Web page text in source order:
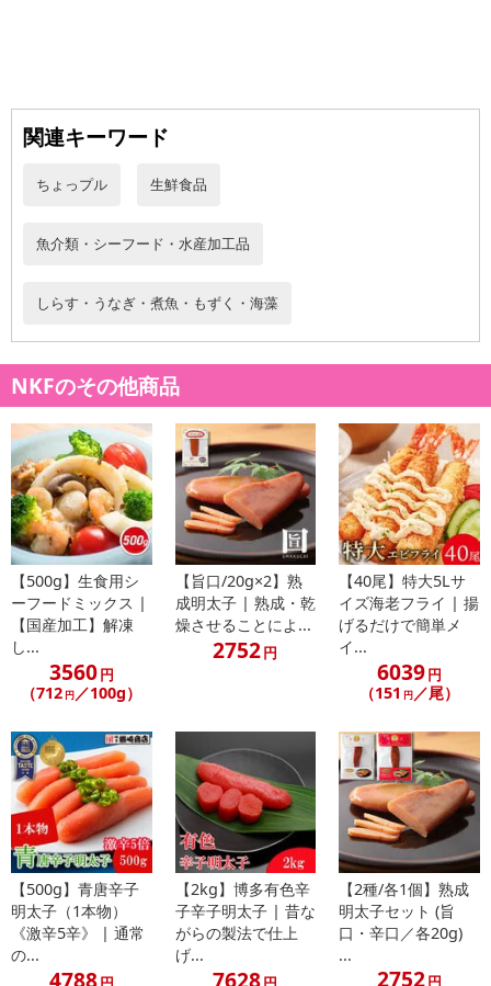
また、お届け日時のご指定は、お受けできません。宅配業者からの
不在票にてご対応ください。
日が異なります。
禁じます。
止させていただきます。
※こちらの商品については商品の発送完了後、
配送伝票番号がマイページに表示されない場合もございます。予
めご了承ください。
発送日カレンダー
休業日
■その他共通および商品カテゴリー別注意事項（※必ずご確認くだ
さい）
こちらの情報は2026-07-09 14:13:35.0での情報となります。
関連キーワード
ちょっプル 生鮮食品
魚介類・シーフード・水産加工品
しらす・うなぎ・煮魚・もずく・海藻
NKFのその他商品
【500g】生食用シ
ーフードミックス |
【国産加工】解凍
し...
3560円
（712 円／100g）
【旨口/20g×2】熟
成明太子 | 熟成・乾
燥させることによ...
2752円
【40尾】特大5Lサ
イズ海老フライ | 揚
げるだけで簡単メ
イ...
6039円
（151 円／尾）
【500g】青唐辛子
明太子（1本物）
《激辛5辛》 | 通常
の...
4788
【2kg】博多有色辛
子辛子明太子 | 昔な
がらの製法で仕上
げ...
7628
【2種/各1個】熟成
明太子セット (旨
口・辛口／各20g)
...
2752円